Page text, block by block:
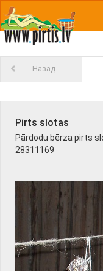
Назад
Pirts slotas
Pārdodu bērza pirts
28311169